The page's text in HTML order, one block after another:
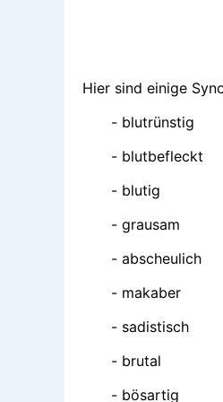
Hier sind einige
- blutrünstig
- blutbefleckt
- blutig
- grausam
- abscheulich
- makaber
- sadistisch
- brutal
- bösartig